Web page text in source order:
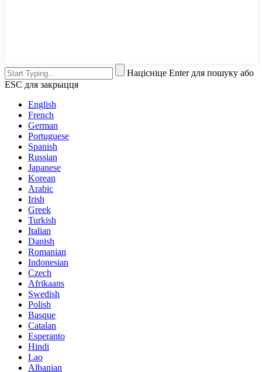
Націсніце Enter для пошуку або
ESC для закрыцця
English
French
German
Portuguese
Spanish
Russian
Japanese
Korean
Arabic
Irish
Greek
Turkish
Italian
Danish
Romanian
Indonesian
Czech
Afrikaans
Swedish
Polish
Basque
Catalan
Esperanto
Hindi
Lao
Albanian